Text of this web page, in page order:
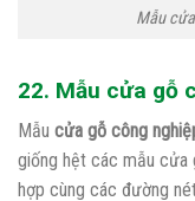
Mẫu
22. Mẫu cửa gỗ
Mẫu cửa gỗ công
giống hệt các mẫu cửa
hợp cùng các đường